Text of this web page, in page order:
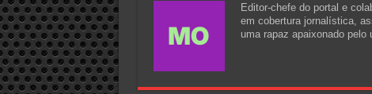
Editor-chefe do portal e
em cobertura jornalística,
uma rapaz apaixonado pelo